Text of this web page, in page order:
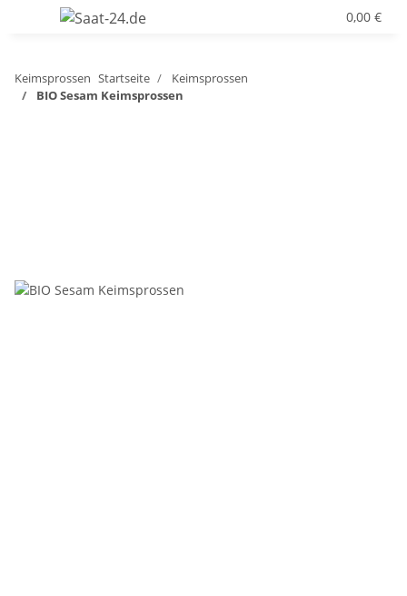
0,00 €
Keimsprossen Startseite
Keimsprossen
BIO Sesam Keimsprossen